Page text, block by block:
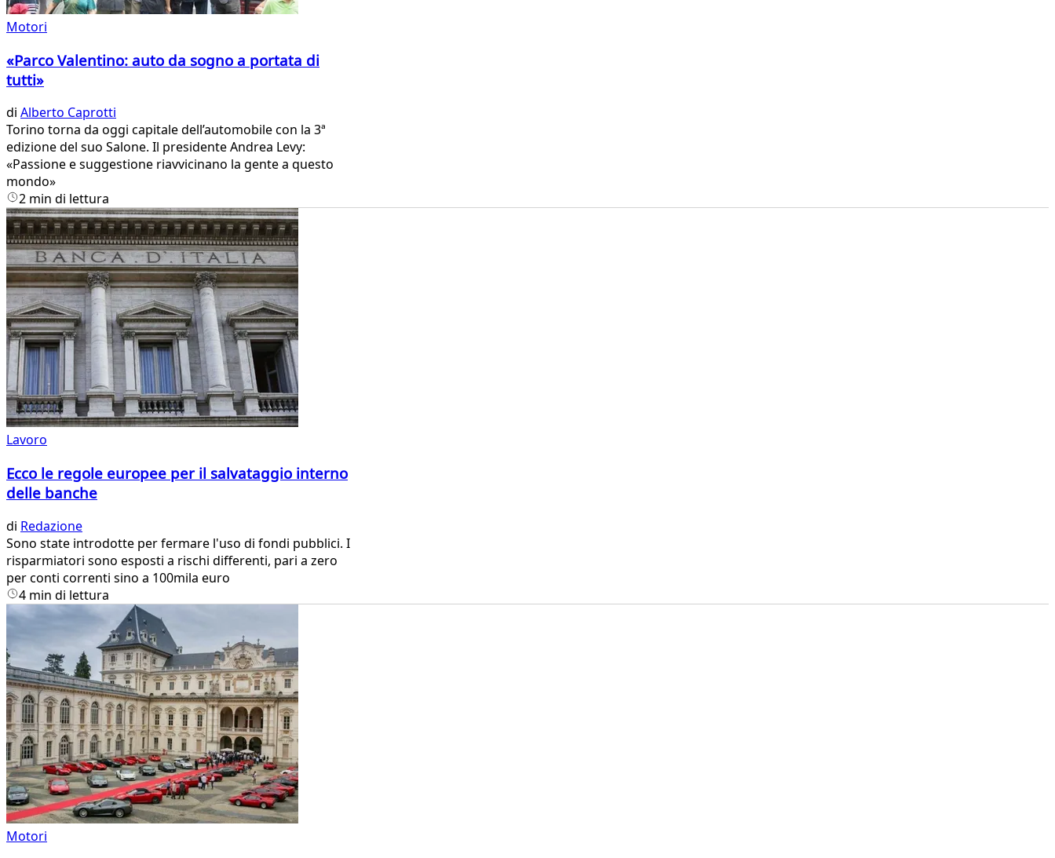
Motori
«Parco Valentino: auto da sogno a portata di
tutti»
di Alberto Caprotti
Torino torna da oggi capitale dell’automobile con la 3ª
edizione del suo Salone. Il presidente Andrea Levy:
«Passione e suggestione riavvicinano la gente a questo
mondo»
2 min di lettura
Lavoro
Ecco le regole europee per il salvataggio interno
delle banche
di Redazione
Sono state introdotte per fermare l'uso di fondi pubblici. I
risparmiatori sono esposti a rischi differenti, pari a zero
per conti correnti sino a 100mila euro
4 min di lettura
Motori